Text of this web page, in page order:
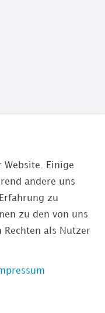
Einige
andere uns
zu
zu den von uns
Rechten als Nutzer